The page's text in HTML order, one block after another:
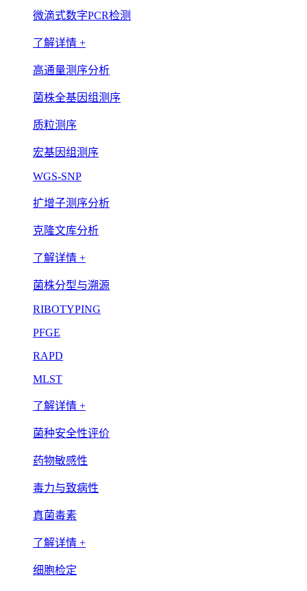
微滴式数字PCR检测
了解详情 +
高通量测序分析
菌株全基因组测序
质粒测序
宏基因组测序
WGS-SNP
扩增子测序分析
克隆文库分析
了解详情 +
菌株分型与溯源
RIBOTYPING
PFGE
RAPD
MLST
了解详情 +
菌种安全性评价
药物敏感性
毒力与致病性
真菌毒素
了解详情 +
细胞检定